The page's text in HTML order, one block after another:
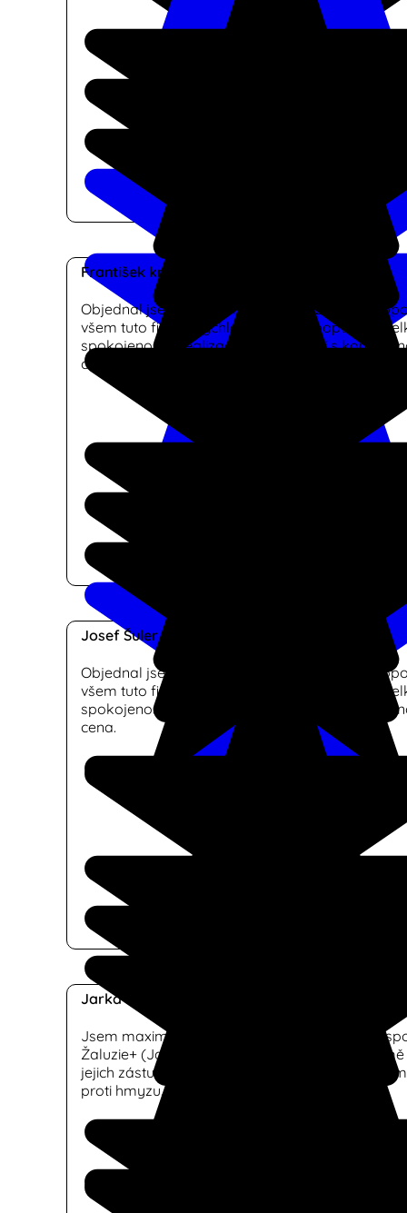
František kmínek
Objednal jsem si dodání a montáž žaluzií a
všem tuto firmu. Rychlá reakce na poptávku,
spokojenost s realizaci a ve srovnání s
cena.
Josef Šuler
Objednal jsem si dodání a montáž žaluzií a
všem tuto firmu. Rychlá reakce na poptávku,
spokojenost s realizaci a ve srovnání s
cena.
Jarka Minyuová
Jsem maximalnáně spokojená s realizací od
Žaluzie+ (Jakub Marinkovič) , dne 9.12.2024 u
jejich zástupce odvedl velmi vynikající práci při
proti hmyzu. velmi doporučuji tuto společnost.